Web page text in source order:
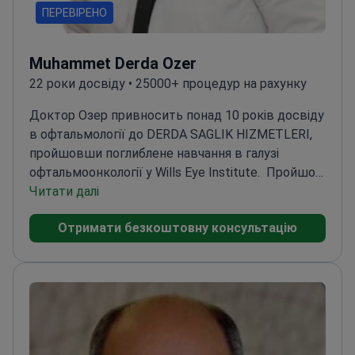
ПЕРЕВІРЕНО
Muhammet Derda Ozer
22 роки досвіду • 25000+ процедур на рахунку
Доктор Озер привносить понад 10 років досвіду
в офтальмології до DERDA SAGLIK HIZMETLERI,
пройшовши поглиблене навчання в галузі
офтальмоонкології у Wills Eye Institute.
Пройшов
стажування (Fellowship) з вітреоретинальної
дослідження рідкісних захворювань очей та
Турецької офтальмологічної асоціаціїВиступав
на міжнародних конференціях щодо досягнень у
галузі офтальмології
Читати далі
Отримати безкоштовну консультацію